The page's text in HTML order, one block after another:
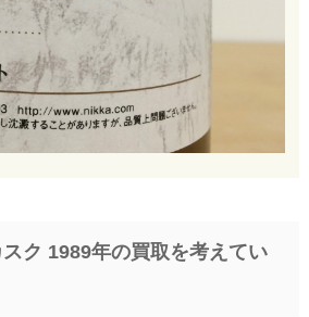
ク 1989年の買取を考えてい